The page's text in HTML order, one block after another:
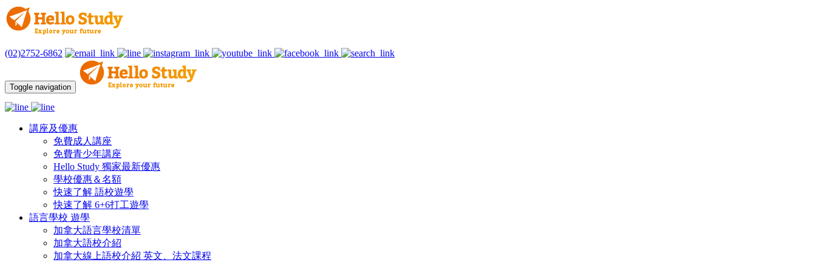
(02)2752-6862
Toggle navigation
講座及優惠
免費成人講座
免費青少年講座
Hello Study 獨家最新優惠
學校優惠＆名額
快速了解 語校遊學
快速了解 6+6打工遊學
語言學校 遊學
加拿大語言學校清單
加拿大語校介紹
加拿大線上語校介紹 英文、法文課程